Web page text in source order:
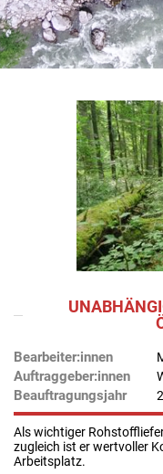
Bearbeiter:innen
Auftraggeber:innen
Beauftragungsjahr
Als wichtiger
zugleich ist er wertvoller
Arbeitsplatz.